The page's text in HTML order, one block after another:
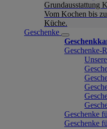
Grundausstattung
Vom Kochen bis
Küche.
Geschenke
Geschenke-
Geschenke
Geschenke